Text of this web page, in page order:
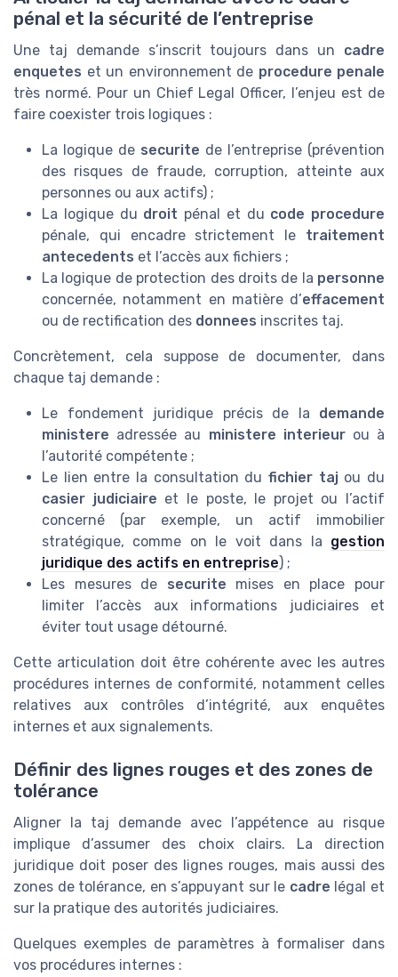
pénal et la sécurité de l’entreprise
Une taj demande s’inscrit toujours dans un cadre
enquetes et un environnement de procedure penale
très normé. Pour un Chief Legal Officer, l’enjeu est de
faire coexister trois logiques :
La logique de securite de l’entreprise (prévention
des risques de fraude, corruption, atteinte aux
personnes ou aux actifs) ;
La logique du droit pénal et du code procedure
pénale, qui encadre strictement le traitement
antecedents et l’accès aux fichiers ;
La logique de protection des droits de la personne
concernée, notamment en matière d’effacement
ou de rectification des donnees inscrites taj.
Concrètement, cela suppose de documenter, dans
chaque taj demande :
Le fondement juridique précis de la demande
ministere adressée au ministere interieurou à
l’autorité compétente ;
Le lien entre la consultation du fichier tajou du
casier judiciaire et le poste, le projet ou l’actif
concerné (par exemple, un actif immobilier
stratégique, comme on le voit dans la gestion
juridique des actifs en entreprise) ;
Les mesures de securite mises en place pour
limiter l’accès aux informations judiciaires et
éviter tout usage détourné.
Cette articulation doit être cohérente avec les autres
procédures internes de conformité, notamment celles
relatives aux contrôles d’intégrité, aux enquêtes
internes et aux signalements.
Définir des lignes rouges et des zones de
tolérance
Aligner la taj demande avec l’appétence au risque
implique d’assumer des choix clairs. La direction
juridique doit poser des lignes rouges, mais aussi des
zones de tolérance, en s’appuyant sur le cadre légal et
sur la pratique des autorités judiciaires.
Quelques exemples de paramètres à formaliser dans
vos procédures internes :